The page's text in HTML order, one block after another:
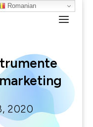
2020
Romanian